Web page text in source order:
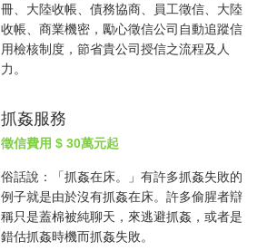
冊、大陸收帳、債務協商、員工徵信、大陸
收帳、商業機密，勵心徵信公司 自動追蹤信
用檢核制度，節省貴公司授信之流程及人
力。
抓姦服務
徵信費用 $ 30萬元起
俗話說：「抓姦在床。」有許多抓姦失敗的
例子就是由於沒有抓姦在床。許多偷腥者辯
稱只是蓋棉被純聊天，來逃避抓姦 ，或者是
錯估抓姦時機而抓姦失敗。